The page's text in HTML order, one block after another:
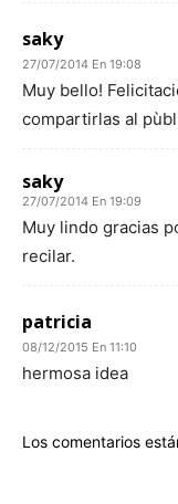
saky
27/07/2014 En 19:08
Muy bello!
compartirlas al
saky
27/07/2014 En 19:09
Muy lindo gracias
recilar.
patricia
08/12/2015 En 11:10
hermosa idea
Los comentarios